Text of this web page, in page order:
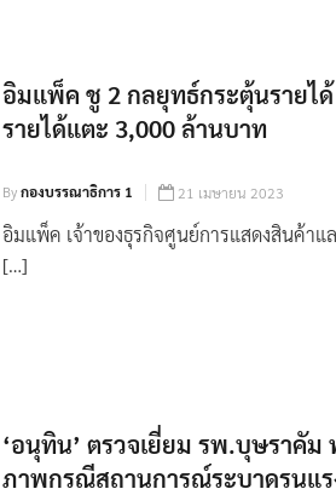
อิมแพ็ค ชู 2 กลยุทธ์กระตุ้นรายได้
รายได้แตะ 3,000 ล้านบาท
Byกองบรรณาธิการ 1 21 เมษายน 2023
อิมแพ็ค เจ้าของธุรกิจศูนย์การแสดงสินค้าแ
[…]
‘อนุทิน’ ตรวจเยี่ยม รพ.บุษราคั
ภาพกรณีสถานการณ์ระบาดรุนแ